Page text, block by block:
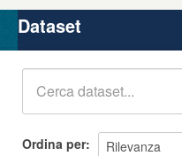
Organizzazioni
Gruppi
Dataset
Ordina per